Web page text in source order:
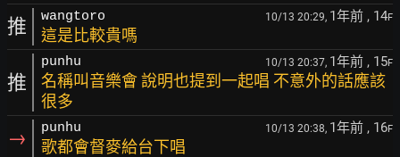
推 wangtoro 10/13 20:29, 1年前 , 14F
這是比較貴嗎
推
punhu 10/13 20:37, 1年前 , 15F
名稱叫音樂會 說明也提到一起唱 不意外的話應該
很多
→ punhu 10/13 20:38, 1年前 , 16F
歌都會督麥給台下唱